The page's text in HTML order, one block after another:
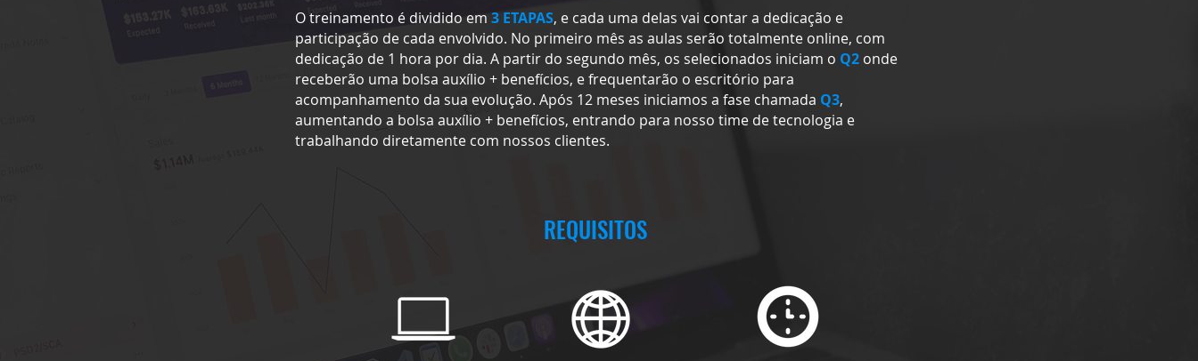
O treinamento é dividido em 3 ETAPAS, e cada uma delas vai contar a dedicação e
participação de cada envolvido. No primeiro mês as aulas serão totalmente online, com
dedicação de 1 hora por dia. A partir do segundo mês, os selecionados iniciam o Q2 onde
receberão uma bolsa auxílio + benefícios, e frequentarão o escritório para
acompanhamento da sua evolução. Após 12 meses iniciamos a fase chamada Q3,
aumentando a bolsa auxílio + benefícios, entrando para nosso time de tecnologia e
trabalhando diretamente com nossos clientes.
REQUISITOS